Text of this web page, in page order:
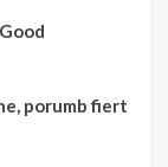
porumb fiert